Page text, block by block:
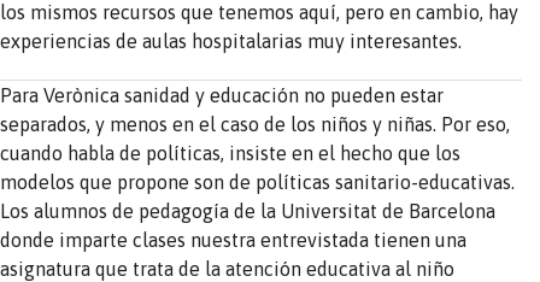
los mismos recursos que tenemos aquí, pero en cambio, hay
experiencias de aulas hospitalarias muy interesantes.
Para Verònica sanidad y educación no pueden estar
separados, y menos en el caso de los niños y niñas. Por eso,
cuando habla de políticas, insiste en el hecho que los
modelos que propone son de políticas sanitario-educativas.
Los alumnos de pedagogía de la Universitat de Barcelona
donde imparte clases nuestra entrevistada tienen una
asignatura que trata de la atención educativa al niño